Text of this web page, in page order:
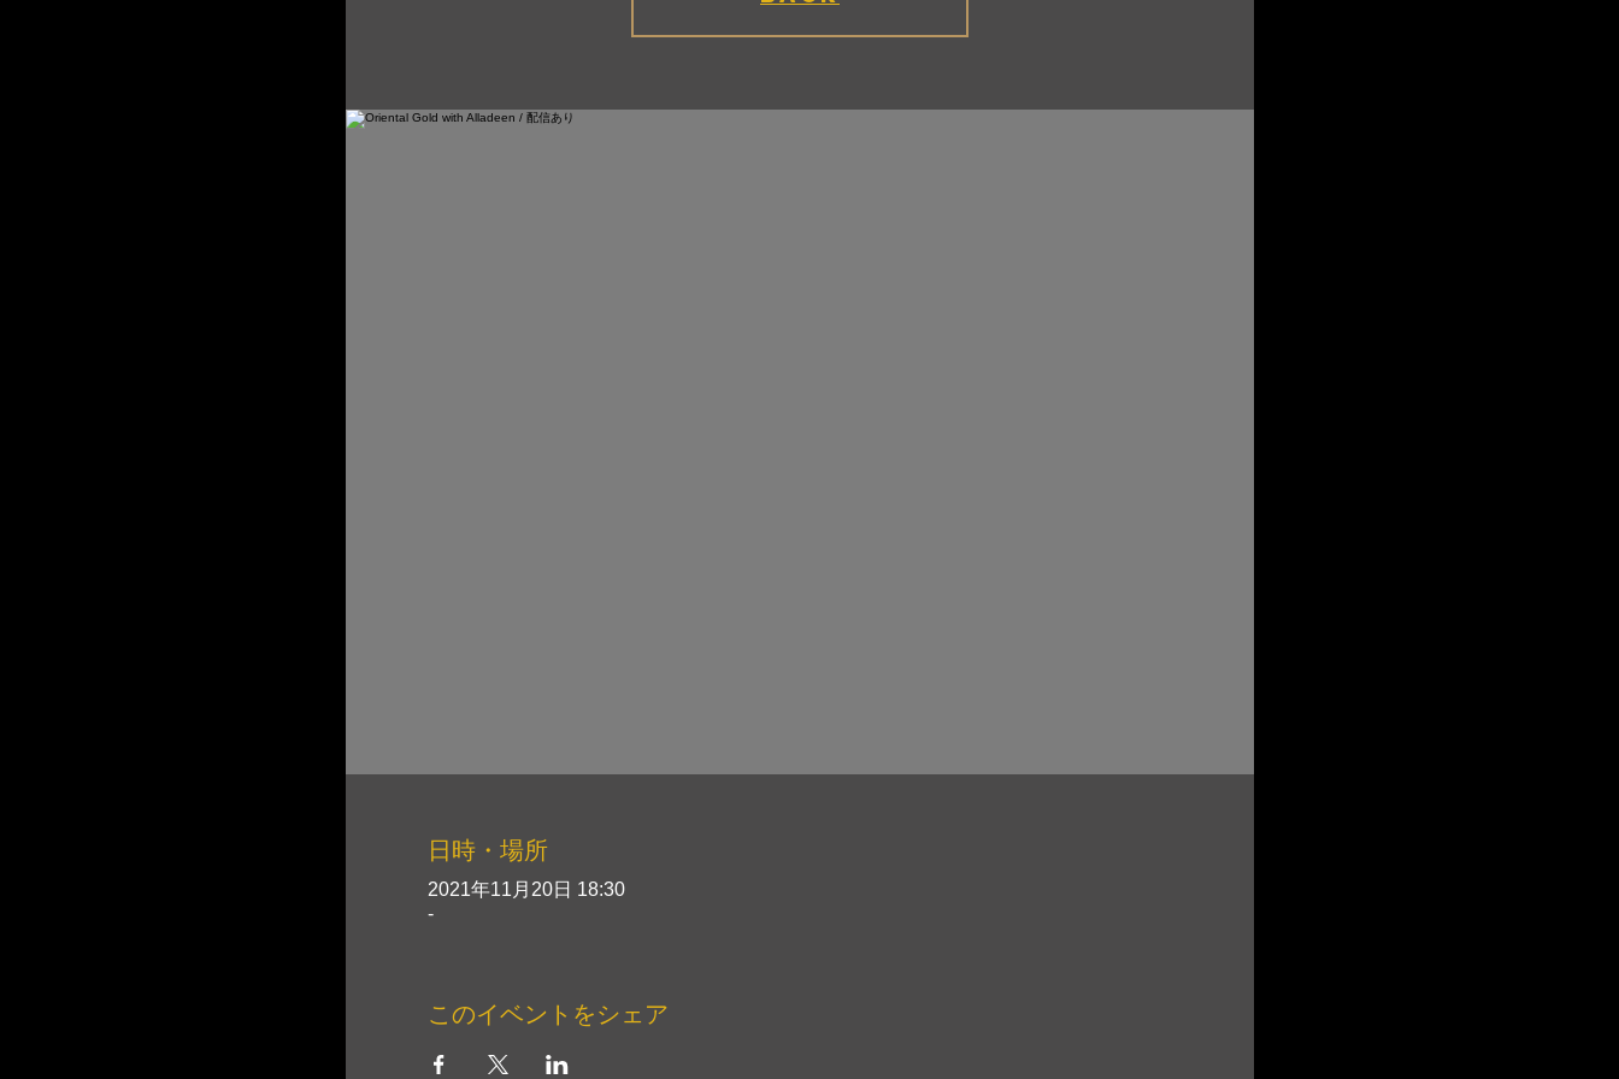
日時・場所
2021年11月20日 18:30
-
このイベントをシェア